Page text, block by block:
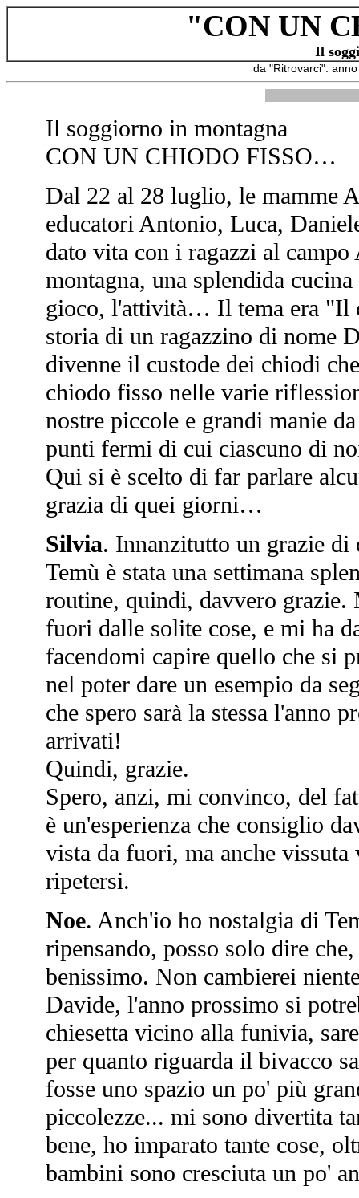
"CON UN
Il
da "Ritrovarci":
Il soggiorno in montagna
CON UN CHIODO FISSO…
Dal 22 al 28 luglio, le mamme
educatori Antonio, Luca,
dato vita con i ragazzi al
montagna, una splendida
gioco, l'attività… Il tema era "Il
storia di un ragazzino di nome
divenne il custode dei chiodi
chiodo fisso nelle varie
nostre piccole e grandi manie
punti fermi di cui ciascuno di
Qui si è scelto di far parlare
grazia di quei giorni…
Silvia. Innanzitutto un grazie di
Temù è stata una settimana
routine, quindi, davvero
fuori dalle solite cose, e mi ha
facendomi capire quello che si
nel poter dare un esempio da
che spero sarà la stessa l'anno
arrivati!
Quindi, grazie.
Spero, anzi, mi convinco, del
è un'esperienza che consiglio
vista da fuori, ma anche
ripetersi.
Noe. Anch'io ho nostalgia di
ripensando, posso solo dire
benissimo. Non cambierei
Davide, l'anno prossimo si
chiesetta vicino alla funivia,
per quanto riguarda il bivacco
fosse uno spazio un po' più
piccolezze... mi sono divertita
bene, ho imparato tante cose,
bambini sono cresciuta un po'